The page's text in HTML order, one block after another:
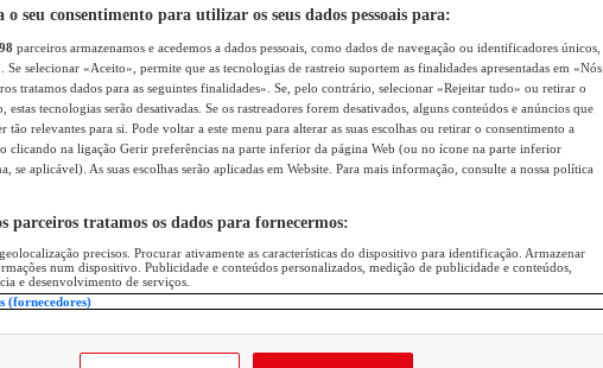
o seu consentimento para utilizar os seus dados pessoais para:
parceiros armazenamos e acedemos a dados pessoais, como dados de navegação ou identificadores únicos,
Se selecionar «Aceito», permite que as tecnologias de rastreio suportem as finalidades apresentadas em «Nós
tratamos dados para as seguintes finalidades». Se, pelo contrário, selecionar «Rejeitar tudo» ou retirar o
estas tecnologias serão desativadas. Se os rastreadores forem desativados, alguns conteúdos e anúncios que
tão relevantes para si. Pode voltar a este menu para alterar as suas escolhas ou retirar o consentimento a
clicando na ligação Gerir preferências na parte inferior da página Web (ou no ícone na parte inferior
se aplicável). As suas escolhas serão aplicadas em Website. Para mais informação, consulte a nossa política
parceiros tratamos os dados para fornecermos:
precisos. Procurar ativamente as características do dispositivo para identificação. Armazenar
num dispositivo. Publicidade e conteúdos personalizados, medição de publicidade e conteúdos,
e desenvolvimento de serviços.
(fornecedores)